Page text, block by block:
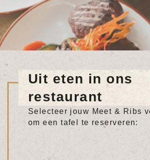
Uit eten in ons
restaurant
Selecteer jouw Meet & Ribs
om een tafel te reserveren: